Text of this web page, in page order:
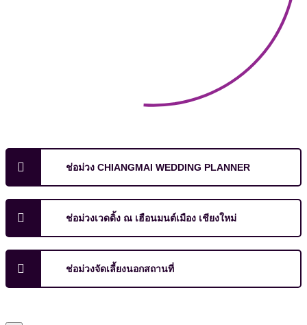
ช่อม่วง CHIANGMAI WEDDING PLANNER
ช่อม่วงเวดดิ้ง ณ เฮือนมนต์เมือง เชียงใหม่
ช่อม่วงจัดเลี้ยงนอกสถานที่